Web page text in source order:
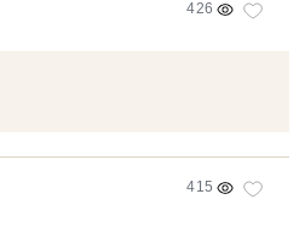
426
415